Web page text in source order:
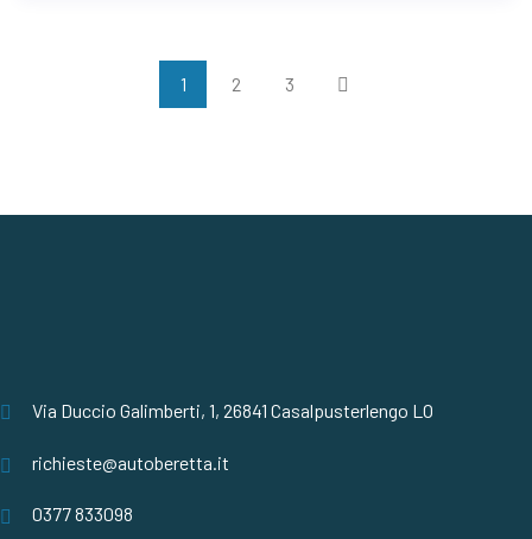
1 2 3
Via Duccio Galimberti, 1, 26841 Casalpusterlengo LO
richieste@autoberetta.it
0377 833098